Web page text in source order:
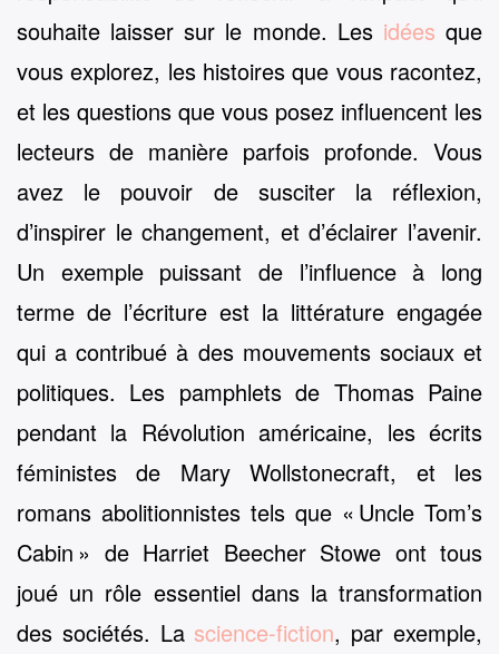
souhaite laisser sur le monde. Les idées que
vous explorez, les histoires que vous racontez,
et les questions que vous posez influencent les
lecteurs de manière parfois profonde. Vous
avez le pouvoir de susciter la réflexion,
d’inspirer le changement, et d’éclairer l’avenir.
Un exemple puissant de l’influence à long
terme de l’écriture est la littérature engagée
qui a contribué à des mouvements sociaux et
politiques. Les pamphlets de Thomas Paine
pendant la Révolution américaine, les écrits
féministes de Mary Wollstonecraft, et les
romans abolitionnistes tels que « Uncle Tom’s
Cabin » de Harriet Beecher Stowe ont tous
joué un rôle essentiel dans la transformation
des sociétés. La science-fiction, par exemple,